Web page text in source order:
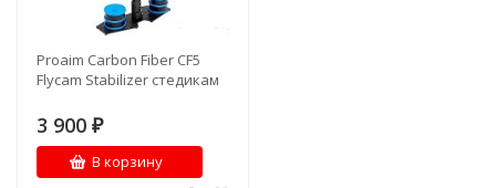
Proaim Carbon Fiber CF5
Flycam Stabilizer стедикам
3 900 ₽
В корзину